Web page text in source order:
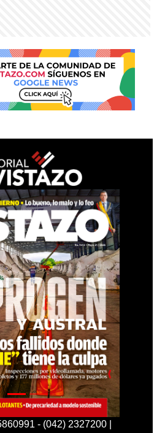
- (042) 2327200 |